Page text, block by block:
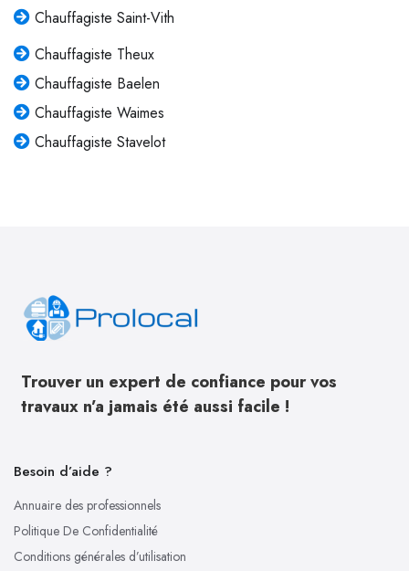
Chauffagiste Saint-Vith
Chauffagiste Theux
Chauffagiste Baelen
Chauffagiste Waimes
Chauffagiste Stavelot
Trouver un expert de confiance pour vos
travaux n’a jamais été aussi facile !
Besoin d’aide ?
Annuaire des professionnels
Politique De Confidentialité
Conditions générales d’utilisation